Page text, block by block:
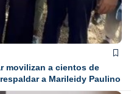
movilizan a cientos de
a Marileidy Paulino